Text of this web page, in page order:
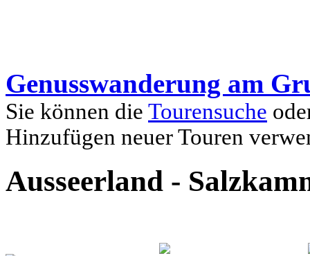
Genusswanderung am
Sie können die Tourensuche
Hinzufügen neuer Touren
Ausseerland -